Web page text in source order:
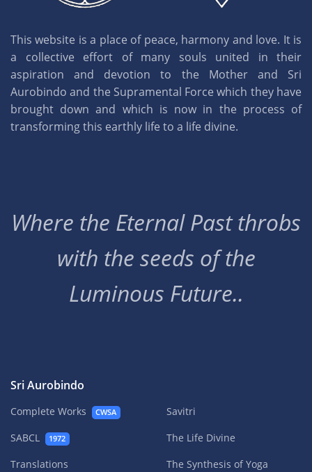
This website is a place of peace, harmony and love. It is
a collective effort of many souls united in their
aspiration and devotion to the Mother and Sri
Aurobindo and the Supramental Force which they have
brought down and which is now in the process of
transforming this earthly life to a life divine.
Where the Eternal Past throbs
with the seeds of the
Luminous Future..
Sri Aurobindo
Complete Works CWSA
SABCL 1972
Translations
Savitri
The Life Divine
The Synthesis of Yoga